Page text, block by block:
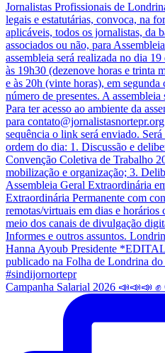
Campanha Salarial 2026 📣📣📣